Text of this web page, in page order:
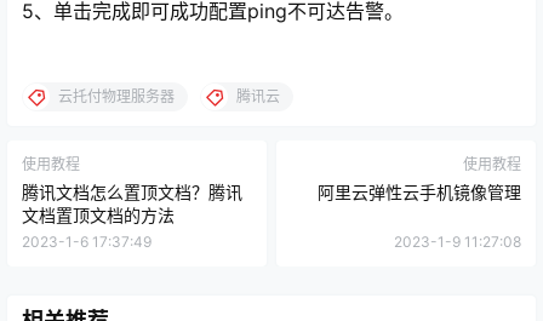
5、单击完成即可成功配置ping不可达告警。
云托付物理服务器 腾讯云
使用教程
腾讯文档怎么置顶文档？腾讯
文档置顶文档的方法
2023-1-6 17:37:49
使用教程
阿里云弹性云手机镜像管理
2023-1-9 11:27:08